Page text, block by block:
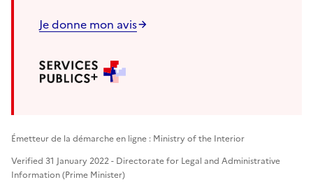
Je donne mon avis
Émetteur de la démarche en ligne : Ministry of the Interior
Verified 31 January 2022 - Directorate for Legal and Administrative
Information (Prime Minister)